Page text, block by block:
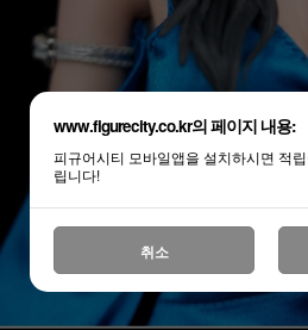
www.figurecity.co.kr의 페이지 내용:
피규어시티 모바일앱을 설치하시면 적
립니다!
취소